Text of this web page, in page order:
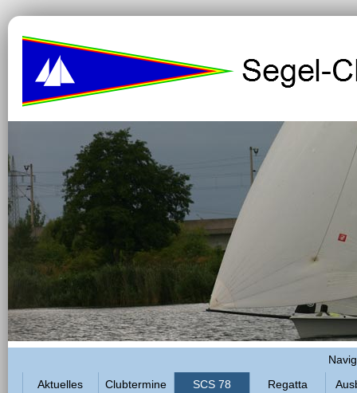
Aktuelles Clubtermine SCS 78 Regatta